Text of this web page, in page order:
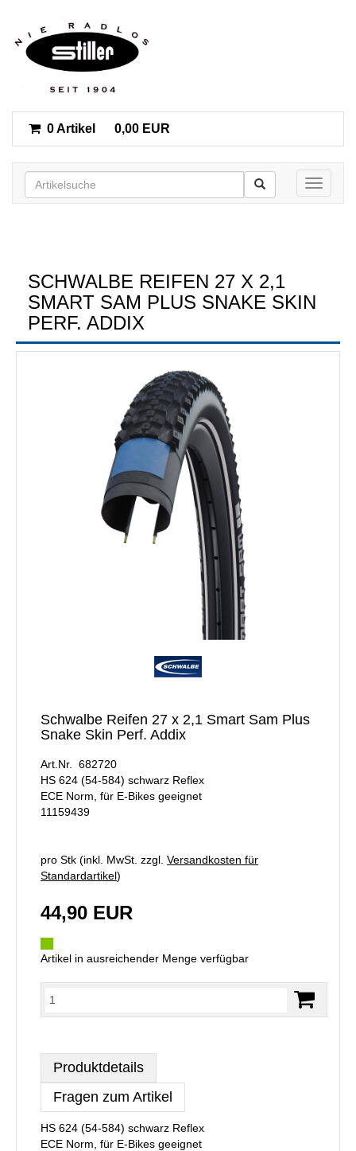
0 Artikel 0,00 EUR
Toggle
SCHWALBE REIFEN 27 X 2,1
SMART SAM PLUS SNAKE SKIN
PERF. ADDIX
Schwalbe Reifen 27 x 2,1 Smart Sam Plus
Snake Skin Perf. Addix
Art.Nr. 682720
HS 624 (54-584) schwarz Reflex
ECE Norm, für E-Bikes geeignet
11159439
pro Stk (inkl. MwSt. zzgl. Versandkosten für
Standardartikel)
44,90 EUR
Artikel in ausreichender Menge verfügbar
Produktdetails
Fragen zum Artikel
HS 624 (54-584) schwarz Reflex
ECE Norm, für E-Bikes geeignet